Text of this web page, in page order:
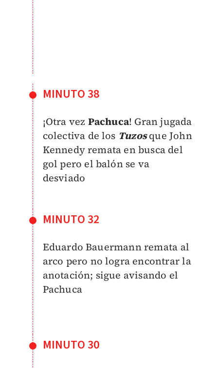
MINUTO 38
¡Otra vez Pachuca! Gran jugada
colectiva de los Tuzosque John
Kennedy remata en busca del
gol pero el balón se va
desviado
MINUTO 32
Eduardo Bauermann remata al
arco pero no logra encontrar la
anotación; sigue avisando el
Pachuca
MINUTO 30